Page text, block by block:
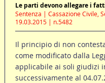
Le parti devono allegare i
Sentenza | Cassazione Civile,
19.03.2015 | n.5482
Il principio di non
come modificato dalla
applicabile ai soli giudizi
successivamente al